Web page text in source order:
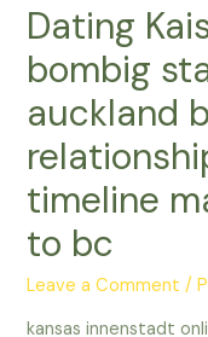
Dating
bombig
auckland
timeline
to bc
Leave a Comment /
kansas innenstadt